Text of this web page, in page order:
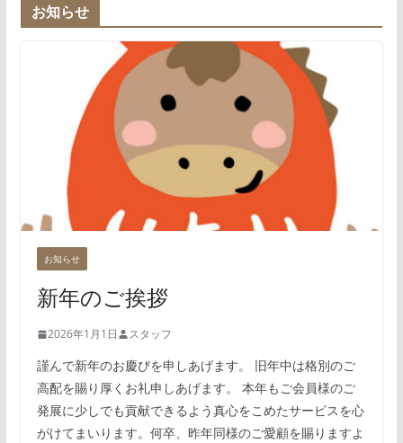
お知らせ
お知らせ
新年のご挨拶
2026年1月1日 スタッフ
謹んで新年のお慶びを申しあげます。 旧年中は格別のご
高配を賜り厚くお礼申しあげます。 本年もご会員様のご
発展に少しでも貢献できるよう真心をこめたサービスを心
がけてまいります。何卒、昨年同様のご愛顧を賜りますよ